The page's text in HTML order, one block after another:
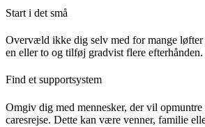
Start i det små
Overvæld ikke dig selv med for mange løfter
en eller to og tilføj gradvist flere efterhånden.
Find et supportsystem
Omgiv dig med mennesker, der vil
caresrejse. Dette kan være venner, familie